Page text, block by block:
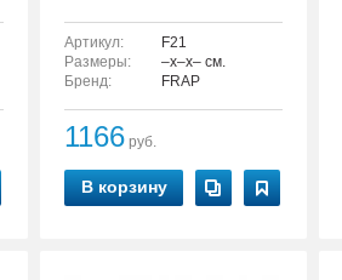
Артикул:
F21
Размеры:
–x–x– см.
Бренд:
FRAP
1166 руб.
В корзину